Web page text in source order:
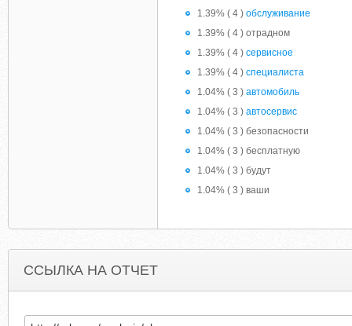
1.39% ( 4 ) обслуживание
1.39% ( 4 ) отрадном
1.39% ( 4 ) сервисное
1.39% ( 4 ) специалиста
1.04% ( 3 ) автомобиль
1.04% ( 3 ) автосервис
1.04% ( 3 ) безопасности
1.04% ( 3 ) бесплатную
1.04% ( 3 ) будут
1.04% ( 3 ) ваши
ССЫЛКА НА ОТЧЕТ